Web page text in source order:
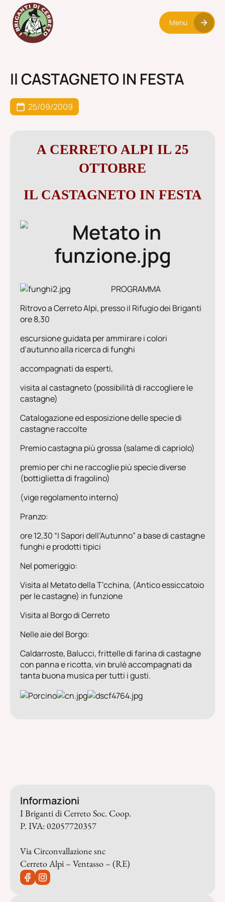
Menu
Il CASTAGNETO IN FESTA
25/09/2009
A CERRETO ALPI IL 25
OTTOBRE
IL CASTAGNETO IN FESTA
PROGRAMMA
Ritrovo a Cerreto Alpi, presso il Rifugio dei Briganti
ore 8,30
escursione guidata per ammirare i colori
d’autunno alla ricerca di funghi
accompagnati da esperti,
visita al castagneto (possibilità di raccogliere le
castagne)
Catalogazione ed esposizione delle specie di
castagne raccolte
Premio castagna più grossa (salame di capriolo)
premio per chi ne raccoglie più specie diverse
(bottiglietta di fragolino)
(vige regolamento interno)
Pranzo:
ore 12,30 “I Sapori dell’Autunno” a base di castagne
funghi e prodotti tipici
Nel pomeriggio:
Visita al Metato della T’cchina, (Antico essiccatoio
per le castagne) in funzione
Visita al Borgo di Cerreto
Nelle aie del Borgo:
Caldarroste, Balucci, frittelle di farina di castagne
con panna e ricotta, vin brulè accompagnati da
tanta buona musica per tutti i gusti.
Informazioni
I Briganti di Cerreto Soc. Coop.
P. IVA: 02057720357
Via Circonvallazione snc
Cerreto Alpi – Ventasso – (RE)